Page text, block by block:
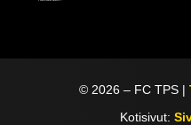
© 2026 – FC TPS |
Kotisivut: